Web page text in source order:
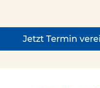
Jetzt Termin